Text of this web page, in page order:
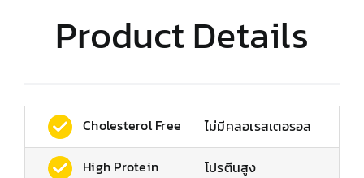
Product Details
Cholesterol Free ไม่มีคลอเรสเตอรอล
High Protein โปรตีนสูง